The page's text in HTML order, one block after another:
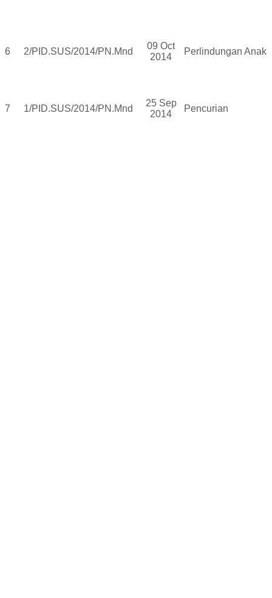
6 2/PID.SUS/2014/PN.Mnd
09 Oct
2014
Perlindungan Anak
7 1/PID.SUS/2014/PN.Mnd
25 Sep
2014
Pencurian